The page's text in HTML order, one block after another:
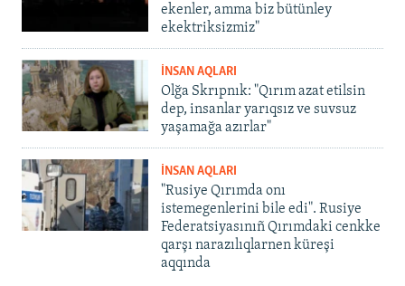
ekenler, amma biz bütünley
ekektriksizmiz"
İNSAN AQLARI
Olğa Skrıpnık: "Qırım azat etilsin
dep, insanlar yarıqsız ve suvsuz
yaşamağa azırlar"
İNSAN AQLARI
"Rusiye Qırımda onı
istemegenlerini bile edi". Rusiye
Federatsiyasınıñ Qırımdaki cenkke
qarşı narazılıqlarnen küreşi
aqqında